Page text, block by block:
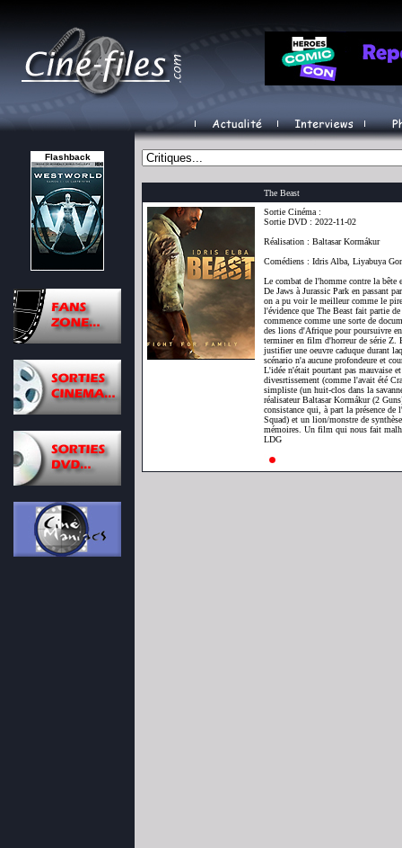
Flashback
The Beast
Sortie Cinéma :
Sortie DVD : 2022-11-02
Réalisation : Baltasar Kormákur
Comédiens : Idris Alba, Liyabuya
Le combat de l'homme contre la
De Jaws à Jurassic Park en passant
on a pu voir le meilleur comme le
l'évidence que The Beast fait partie
commence comme une sorte de
des lions d'Afrique pour poursuivre
terminer en film d'horreur de série Z.
justifier une oeuvre caduque durant
scénario n'a aucune profondeure et
L'idée n'était pourtant pas mauvaise
divesrtissement (comme l'avait été
simpliste (un huit-clos dans la
réalisateur Baltasar Kormákur (2
consistance qui, à part la présence
Squad) et un lion/monstre de
mémoires. Un film qui nous fait
LDG